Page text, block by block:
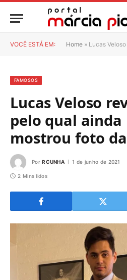
VOCÊ ESTÁ EM: Home » Lucas Veloso revela
FAMOSOS
Lucas Veloso
pelo qual ainda
mostrou foto
Por RCUNHA 1 de junho de 2021
2 Mins lidos